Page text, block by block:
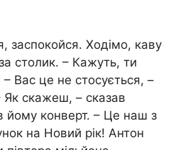
заспокойся. Ходімо, каву
столик. – Кажуть, ти
– Вас це не стосується, –
Як скажеш, – сказав
йому конверт. – Це наш з
на Новий рік! Антон